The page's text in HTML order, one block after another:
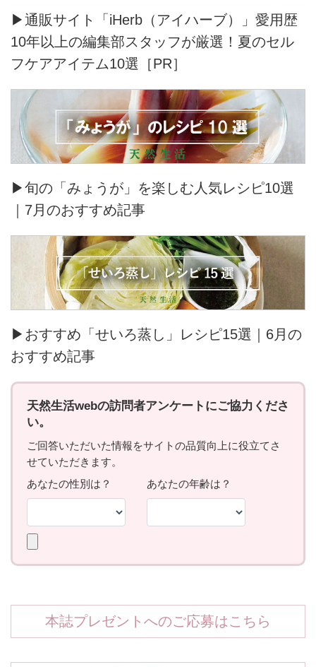
▶通販サイト「iHerb（アイハーブ）」愛用歴
10年以上の編集部スタッフが厳選！夏のセル
フケアアイテム10選［PR］
▶旬の「みょうが」を楽しむ人気レシピ10選
｜7月のおすすめ記事
▶おすすめ「せいろ蒸し」レシピ15選｜6月の
おすすめ記事
本誌プレゼントへのご応募はこちら